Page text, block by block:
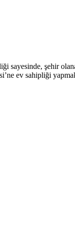
sayesinde, şehir
ev sahipliği